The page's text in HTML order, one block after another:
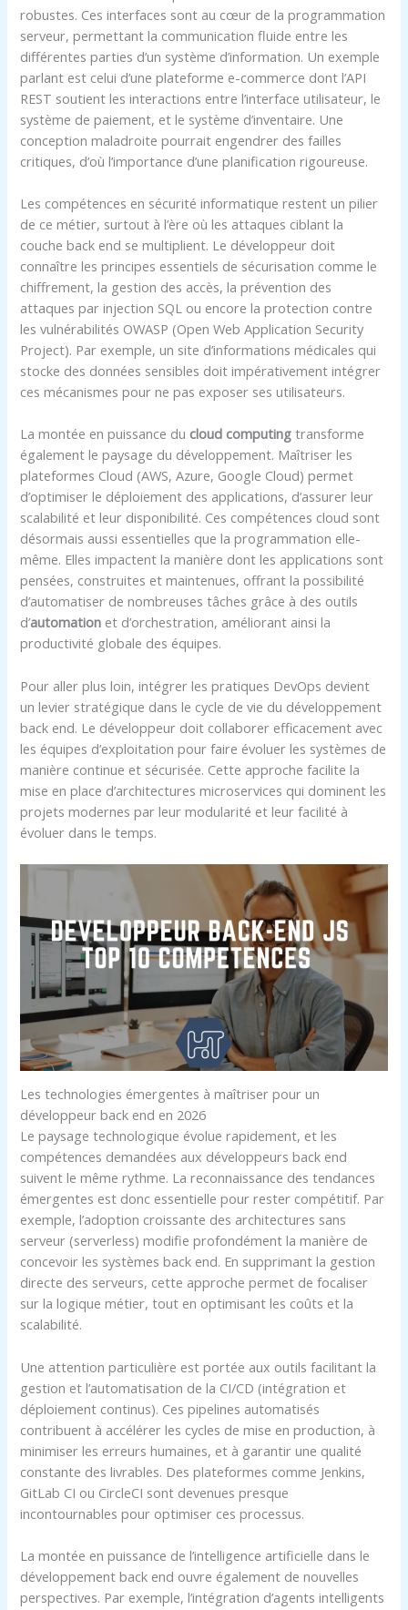
robustes. Ces interfaces sont au cœur de la programmation
serveur, permettant la communication fluide entre les
différentes parties d’un système d’information. Un exemple
parlant est celui d’une plateforme e-commerce dont l’API
REST soutient les interactions entre l’interface utilisateur, le
système de paiement, et le système d’inventaire. Une
conception maladroite pourrait engendrer des failles
critiques, d’où l’importance d’une planification rigoureuse.
Les compétences en sécurité informatique restent un pilier
de ce métier, surtout à l’ère où les attaques ciblant la
couche back end se multiplient. Le développeur doit
connaître les principes essentiels de sécurisation comme le
chiffrement, la gestion des accès, la prévention des
attaques par injection SQL ou encore la protection contre
les vulnérabilités OWASP (Open Web Application Security
Project). Par exemple, un site d’informations médicales qui
stocke des données sensibles doit impérativement intégrer
ces mécanismes pour ne pas exposer ses utilisateurs.
La montée en puissance du cloud computing transforme
également le paysage du développement. Maîtriser les
plateformes Cloud (AWS, Azure, Google Cloud) permet
d’optimiser le déploiement des applications, d’assurer leur
scalabilité et leur disponibilité. Ces compétences cloud sont
désormais aussi essentielles que la programmation elle-
même. Elles impactent la manière dont les applications sont
pensées, construites et maintenues, offrant la possibilité
d’automatiser de nombreuses tâches grâce à des outils
d’automation et d’orchestration, améliorant ainsi la
productivité globale des équipes.
Pour aller plus loin, intégrer les pratiques DevOps devient
un levier stratégique dans le cycle de vie du développement
back end. Le développeur doit collaborer efficacement avec
les équipes d’exploitation pour faire évoluer les systèmes de
manière continue et sécurisée. Cette approche facilite la
mise en place d’architectures microservices qui dominent les
projets modernes par leur modularité et leur facilité à
évoluer dans le temps.
Les technologies émergentes à maîtriser pour un
développeur back end en 2026
Le paysage technologique évolue rapidement, et les
compétences demandées aux développeurs back end
suivent le même rythme. La reconnaissance des tendances
émergentes est donc essentielle pour rester compétitif. Par
exemple, l’adoption croissante des architectures sans
serveur (serverless) modifie profondément la manière de
concevoir les systèmes back end. En supprimant la gestion
directe des serveurs, cette approche permet de focaliser
sur la logique métier, tout en optimisant les coûts et la
scalabilité.
Une attention particulière est portée aux outils facilitant la
gestion et l’automatisation de la CI/CD (intégration et
déploiement continus). Ces pipelines automatisés
contribuent à accélérer les cycles de mise en production, à
minimiser les erreurs humaines, et à garantir une qualité
constante des livrables. Des plateformes comme Jenkins,
GitLab CI ou CircleCI sont devenues presque
incontournables pour optimiser ces processus.
La montée en puissance de l’intelligence artificielle dans le
développement back end ouvre également de nouvelles
perspectives. Par exemple, l’intégration d’agents intelligents